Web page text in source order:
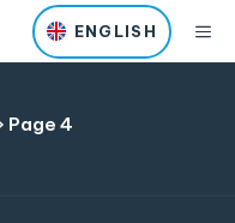
ENGLISH
Page 4